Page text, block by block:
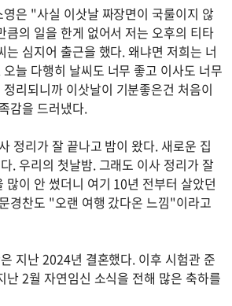
은 "사실 이삿날 짜장면이 국룰이지 않
큼의 일을 한게 없어서 저는 오후의 티타
는 심지어 출근을 했다. 왜냐면 저희는 너
늘 다행히 날씨도 너무 좋고 이사도 너무
리되니까 이삿날이 기분좋은건 처음이
감을 드러냈다.
정리가 잘 끝나고 밤이 왔다. 새로운 집
. 우리의 첫날밤. 그래도 이사 정리가 잘
많이 안 썼더니 여기 10년 전부터 살았던
경찬도 "오랜 여행 갔다온 느낌"이라고
지난 2024년 결혼했다. 이후 시험관 준
난 2월 자연임신 소식을 전해 많은 축하를